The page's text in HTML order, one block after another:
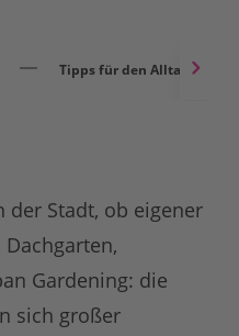
Tipps für den Alltag
der Stadt, ob eigener
Gardening: die
sich großer